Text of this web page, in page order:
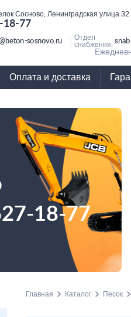
Сосново, Ленинградская улица 32
18-77
sosnovo.ru
Отдел
снабжения:
Оплата и доставка
18-77
Главная Каталог Песок